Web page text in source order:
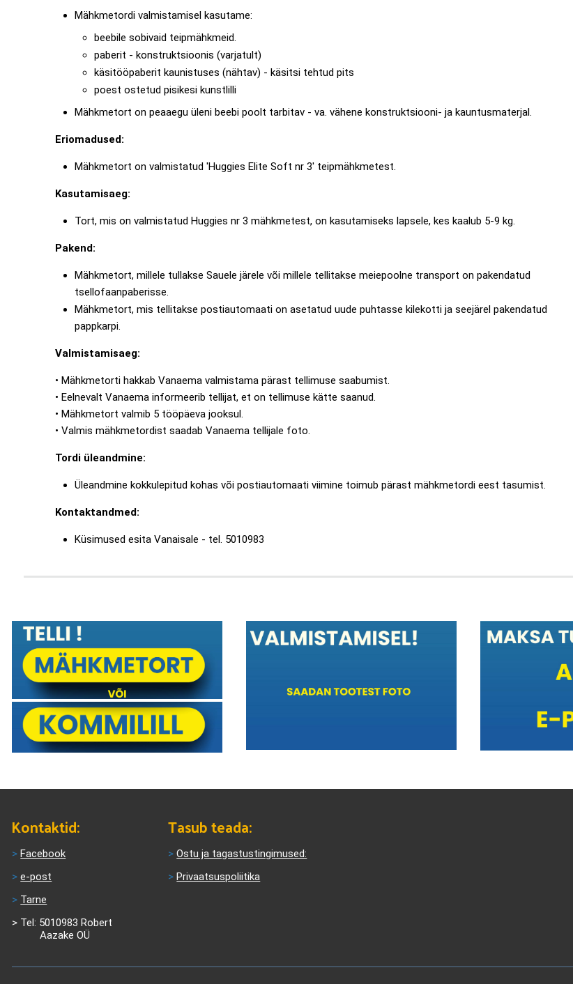
Mähkmetordi valmistamisel kasutame:
beebile sobivaid teipmähkmeid.
paberit - konstruktsioonis (varjatult)
käsitööpaberit kaunistuses (nähtav) - käsitsi tehtud pits
poest ostetud pisikesi kunstlilli
Mähkmetort on peaaegu üleni beebi poolt tarbitav - va. vähene konstruktsiooni- ja kauntusmaterjal.
Eriomadused:
Mähkmetort on valmistatud 'Huggies Elite Soft nr 3' teipmähkmetest.
Kasutamisaeg:
Tort, mis on valmistatud Huggies nr 3 mähkmetest, on kasutamiseks lapsele, kes kaalub 5-9 kg.
Pakend:
Mähkmetort, millele tullakse Sauele järele või millele tellitakse meiepoolne transport on pakendatud
tsellofaanpaberisse.
Mähkmetort, mis tellitakse postiautomaati on asetatud uude puhtasse kilekotti ja seejärel pakendatud
pappkarpi.
Valmistamisaeg:
• Mähkmetorti hakkab Vanaema valmistama pärast tellimuse saabumist.
• Eelnevalt Vanaema informeerib tellijat, et on tellimuse kätte saanud.
• Mähkmetort valmib 5 tööpäeva jooksul.
• Valmis mähkmetordist saadab Vanaema tellijale foto.
Tordi üleandmine:
Üleandmine kokkulepitud kohas või postiautomaati viimine toimub pärast mähkmetordi eest tasumist.
Kontaktandmed:
Küsimused esita Vanaisale - tel. 5010983
Kontaktid:
>Facebook
>e-post
> Tarne
> Tel: 5010983 Robert
Aazake OÜ
Tasub teada:
>Ostu ja tagastustingimused:
>Privaatsuspoliitika